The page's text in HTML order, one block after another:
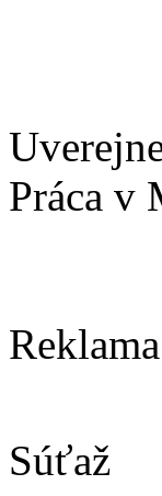
Práca v
Reklama
Súťaž